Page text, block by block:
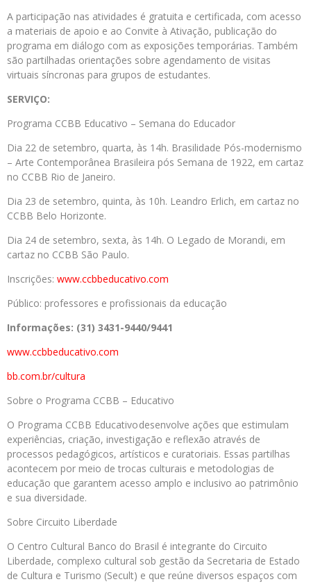
A participação nas atividades é gratuita e certificada, com acesso
a materiais de apoio e ao Convite à Ativação, publicação do
programa em diálogo com as exposições temporárias. Também
são partilhadas orientações sobre agendamento de visitas
virtuais síncronas para grupos de estudantes.
SERVIÇO:
Programa CCBB Educativo – Semana do Educador
Dia 22 de setembro, quarta, às 14h. Brasilidade Pós-modernismo
– Arte Contemporânea Brasileira pós Semana de 1922, em cartaz
no CCBB Rio de Janeiro.
Dia 23 de setembro, quinta, às 10h. Leandro Erlich, em cartaz no
CCBB Belo Horizonte.
Dia 24 de setembro, sexta, às 14h. O Legado de Morandi, em
cartaz no CCBB São Paulo.
Inscrições: www.ccbbeducativo.com
Público: professores e profissionais da educação
Informações: (31) 3431-9440/9441
www.ccbbeducativo.com
bb.com.br/cultura
Sobre o Programa CCBB – Educativo
O Programa CCBB Educativo desenvolve ações que estimulam
experiências, criação, investigação e reflexão através de
processos pedagógicos, artísticos e curatoriais. Essas partilhas
acontecem por meio de trocas culturais e metodologias de
educação que garantem acesso amplo e inclusivo ao patrimônio
e sua diversidade.
Sobre Circuito Liberdade
O Centro Cultural Banco do Brasil é integrante do Circuito
Liberdade, complexo cultural sob gestão da Secretaria de Estado
de Cultura e Turismo (Secult) e que reúne diversos espaços com